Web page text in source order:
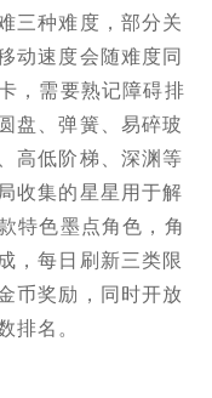
三种难度，部分关
动速度会随难度同
，需要熟记障碍排
盘、弹簧、易碎玻
高低阶梯、深渊等
收集的星星用于解
特色墨点角色，角
，每日刷新三类限
币奖励，同时开放
排名。